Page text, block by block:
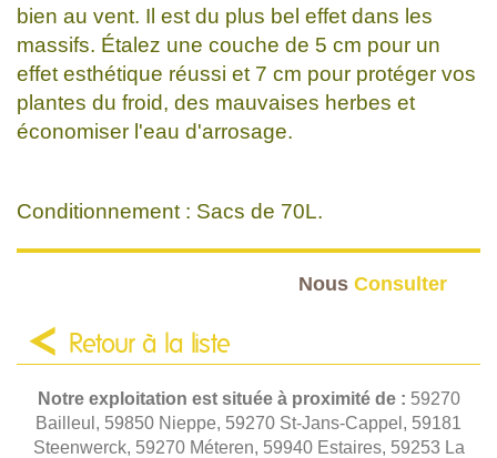
bien au vent. Il est du plus bel effet dans les
massifs. Étalez une couche de 5 cm pour un
effet esthétique réussi et 7 cm pour protéger vos
plantes du froid, des mauvaises herbes et
économiser l'eau d'arrosage.
Conditionnement : Sacs de 70L.
Nous Consulter
Retour à la liste
Notre exploitation est située à proximité de : 59270
Bailleul, 59850 Nieppe, 59270 St-Jans-Cappel, 59181
Steenwerck, 59270 Méteren, 59940 Estaires, 59253 La